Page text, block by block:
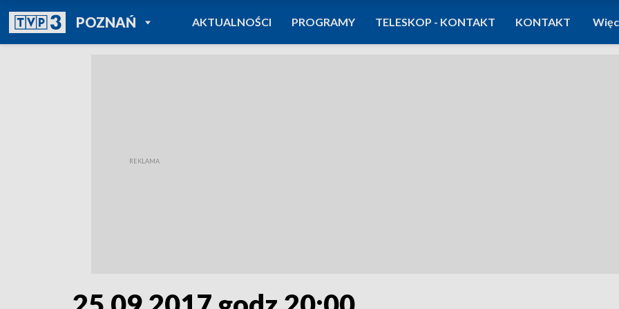
POZNAŃPOWRÓT DO
TVP REGIONY
AKTUALNOŚCI PROGRAMY TELESKOP - KONTAKT KONTAKT